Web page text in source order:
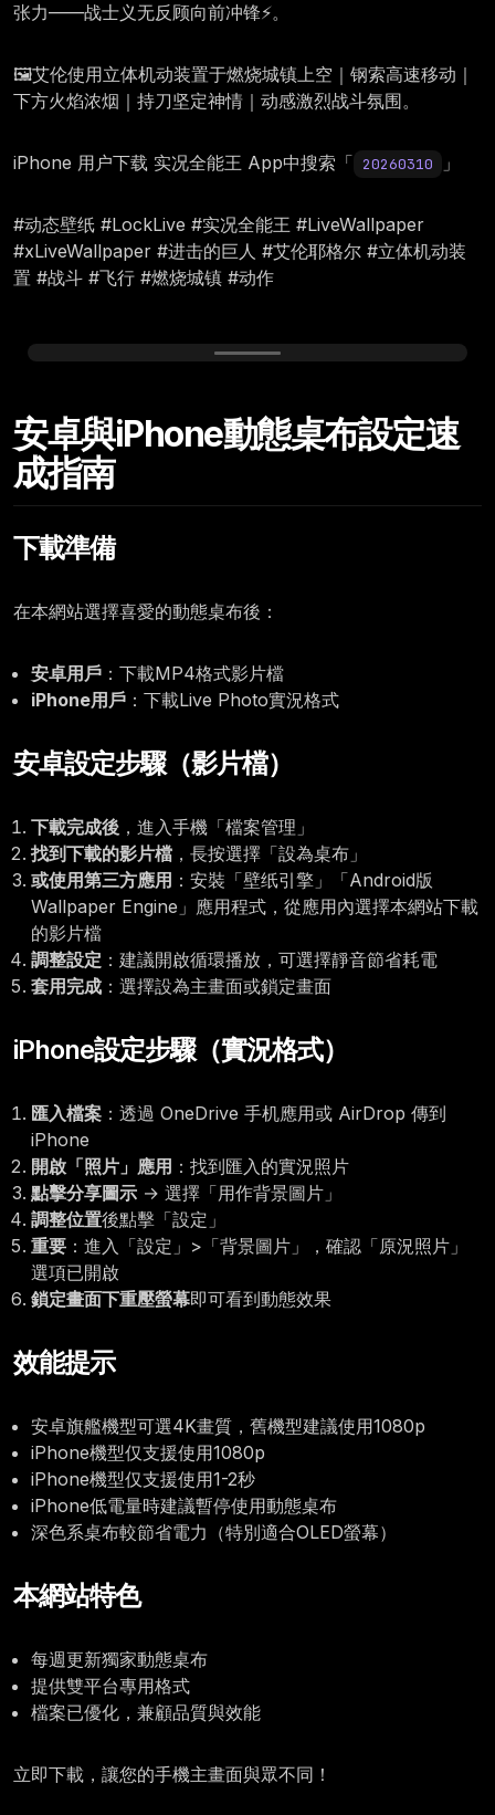
张力——战士义无反顾向前冲锋⚡。
🖼️艾伦使用立体机动装置于燃烧城镇上空｜钢索高速移动｜
下方火焰浓烟｜持刀坚定神情｜动感激烈战斗氛围。
iPhone 用户下载 实况全能王 App中搜索「 20260310 」
#动态壁纸 #LockLive #实况全能王 #LiveWallpaper
#xLiveWallpaper #进击的巨人 #艾伦耶格尔 #立体机动装
置 #战斗 #飞行 #燃烧城镇 #动作
Tuesday, March 10
12:00
安卓與iPhone動態桌布設定速
成指南
下載準備
在本網站選擇喜愛的動態桌布後：
安卓用戶 ：下載MP4格式影片檔
iPhone用戶 ：下載Live Photo實況格式
安卓設定步驟（影片檔）
下載完成後 ，進入手機「檔案管理」
找到下載的影片檔 ，長按選擇「設為桌布」
或使用第三方應用 ：安裝「壁纸引擎」「Android版
Wallpaper Engine」應用程式，從應用內選擇本網站下載
的影片檔
調整設定 ：建議開啟循環播放，可選擇靜音節省耗電
套用完成 ：選擇設為主畫面或鎖定畫面
iPhone設定步驟（實況格式）
匯入檔案 ：透過 OneDrive 手机應用或 AirDrop 傳到
iPhone
開啟「照片」應用 ：找到匯入的實況照片
點擊分享圖示 → 選擇「用作背景圖片」
調整位置後點擊「設定」
重要 ：進入「設定」>「背景圖片」，確認「原況照片」
選項已開啟
鎖定畫面下重壓螢幕即可看到動態效果
效能提示
安卓旗艦機型可選4K畫質，舊機型建議使用1080p
iPhone機型仅支援使用1080p
iPhone機型仅支援使用1-2秒
iPhone低電量時建議暫停使用動態桌布
深色系桌布較節省電力（特別適合OLED螢幕）
本網站特色
每週更新獨家動態桌布
提供雙平台專用格式
檔案已優化，兼顧品質與效能
立即下載，讓您的手機主畫面與眾不同！